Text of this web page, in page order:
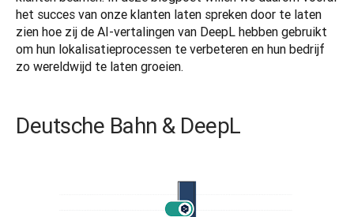
het succes van onze klanten laten spreken door te laten
zien hoe zij de AI-vertalingen van DeepL hebben gebruikt
om hun lokalisatieprocessen te verbeteren en hun bedrijf
zo wereldwijd te laten groeien.
Deutsche Bahn & DeepL